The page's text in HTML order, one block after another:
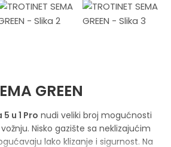
GREEN
u 1 Pro nudi veliki broj mogućnosti
Nisko gazište sa neklizajućim
lako klizanje i sigurnost. Na